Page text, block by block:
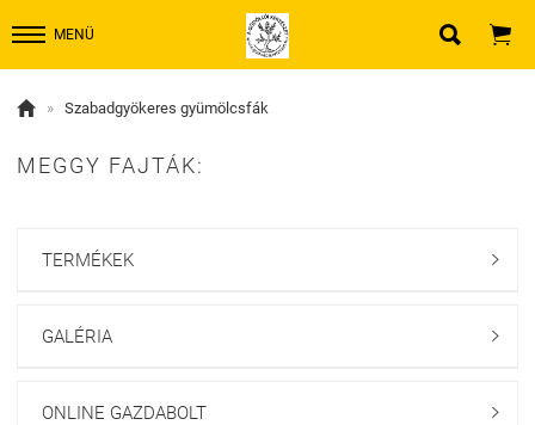
MENÜ  
 » Szabadgyökeres gyümölcsfák
MEGGY FAJTÁK:
TERMÉKEK 
GALÉRIA 
ONLINE GAZDABOLT 